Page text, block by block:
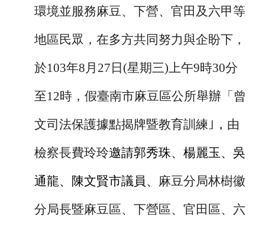
環境並服務麻豆、下營、官田及六甲等
地區民眾，在多方共同努力與企盼下，
於103年8月 27 日 (星期三)上午9時30分
至12時，假臺南市麻豆區公所舉辦「曾
文司法保護據點揭牌暨教育訓練｣ ， 由
檢察長費玲玲邀請郭秀珠、楊麗玉、吳
通龍、陳文賢市議員、 麻豆分局林樹徽
分局長暨麻豆區、下營區、官田區、六